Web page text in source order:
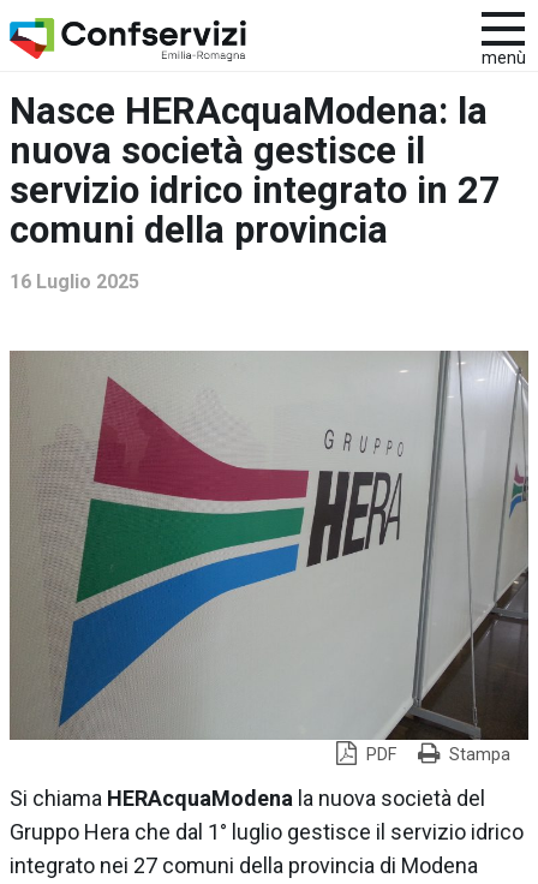
menù
Nasce HERAcquaModena: la
nuova società gestisce il
servizio idrico integrato in 27
comuni della provincia
16 Luglio 2025
PDF Stampa
Si chiama HERAcquaModena la nuova società del
Gruppo Hera che dal 1° luglio gestisce il servizio idrico
integrato nei 27 comuni della provincia di Modena